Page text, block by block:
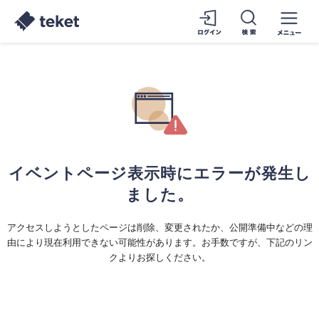
イベントページ表示時にエラーが発生し
ました。
アクセスしようとしたページは削除、変更されたか、公開準備中などの理
由により現在利用できない可能性があります。お手数ですが、下記のリン
クよりお探しください。